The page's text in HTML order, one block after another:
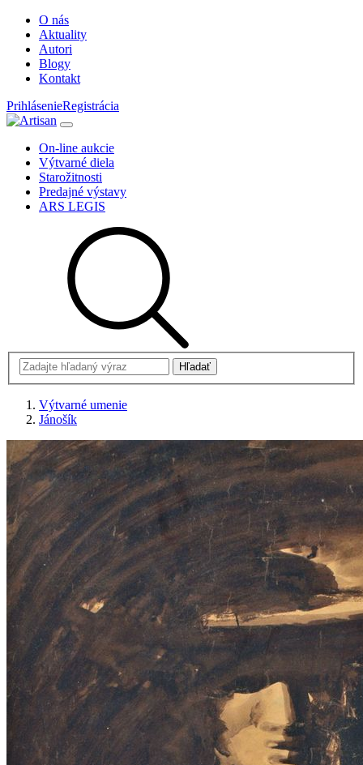
O nás
Aktuality
Autori
Blogy
Kontakt
PrihlásenieRegistrácia
On-line aukcie
Výtvarné diela
Starožitnosti
Predajné výstavy
ARS LEGIS
Výtvarné umenie
Jánošík